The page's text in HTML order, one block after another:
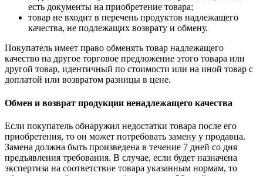
есть документы на приобретение товара;
товар не входит в перечень продуктов надлежащего
качества, не подлежащих возврату и обмену.
Покупатель имеет право обменять товар надлежащего
качество на другое торговое предложение этого товара или
другой товар, идентичный по стоимости или на иной товар с
доплатой или возвратом разницы в цене.
Обмен и возврат продукции ненадлежащего качества
Если покупатель обнаружил недостатки товара после его
приобретения, то он может потребовать замену у продавца.
Замена должна быть произведена в течение 7 дней со дня
предъявления требования. В случае, если будет назначена
экспертиза на соответствие товара указанным нормам, то